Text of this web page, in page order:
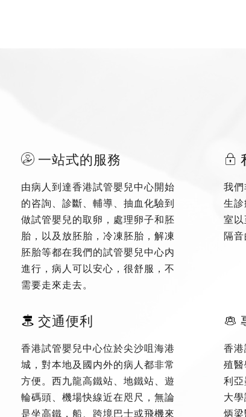
一站式的服務
由病人到達香港試管嬰兒中心開始
的咨詢、診斷、輔導、抽血化驗到
做試管嬰兒的取卵，處理卵子和胚
胎，以及放胚胎，冷凍胚胎，解凍
胚胎等都在我們的試管嬰兒中心内
進行，病人可以安心，很舒服，不
需要走來走去。
我
生
室以
隔音
交通便利
香港試管嬰兒中心位於尖沙咀海港
城，對本地及國内外的病人都非常
方便。西九龍高鐵站、地鐵站、遊
輪碼頭、機場快線近在咫尺，無論
是坐高鐵，船、跨境巴士或飛機來
香港
殖
利亞
大
炳梁